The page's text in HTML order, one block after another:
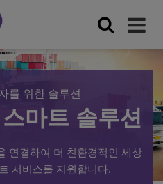
를 위한 솔루션
마트 솔루션
연결하여 더 친환경적인 세상
서비스를 지원합니다.